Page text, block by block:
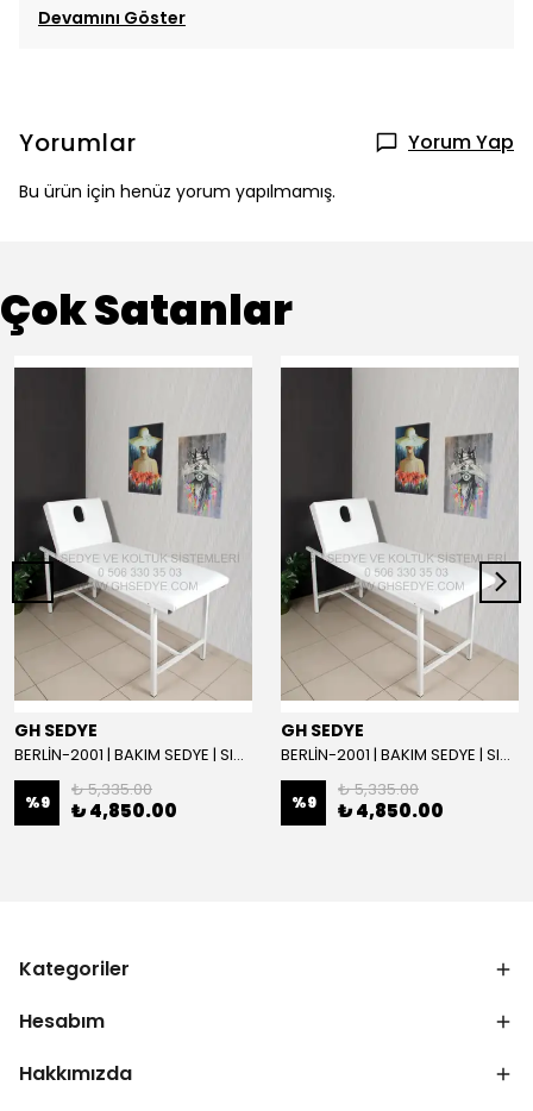
Devamını Göster
Yorumlar Yorum Yap
Bu ürün için henüz yorum yapılmamış.
Çok Satanlar
GH SEDYE
BERLİN-2001 | BAKIM SEDYE | SIRT AYARLI | BEYAZ
%9
₺ 5,335.00
₺ 4,850.00
GH SEDYE
BERLİN-2001 | BAKIM SEDYE | SIRT AYARLI
%9
₺ 5,335.00
₺ 4,850.00
Kategoriler
Hesabım
Hakkımızda